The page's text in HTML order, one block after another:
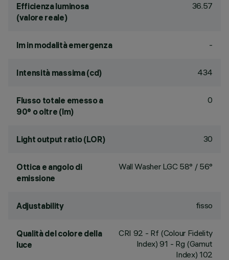
Efficienza luminosa
(valore reale)
36.57
lm in modalità emergenza -
Intensità massima (cd) 434
Flusso totale emesso a
90° o oltre (lm)
0
Light output ratio (LOR) 30
Ottica e angolo di
emissione
Wall Washer LGC 58° / 56°
Adjustability fisso
Qualità del colore della
luce
CRI 92 - Rf (Colour Fidelity
Index) 91 - Rg (Gamut
Index) 102